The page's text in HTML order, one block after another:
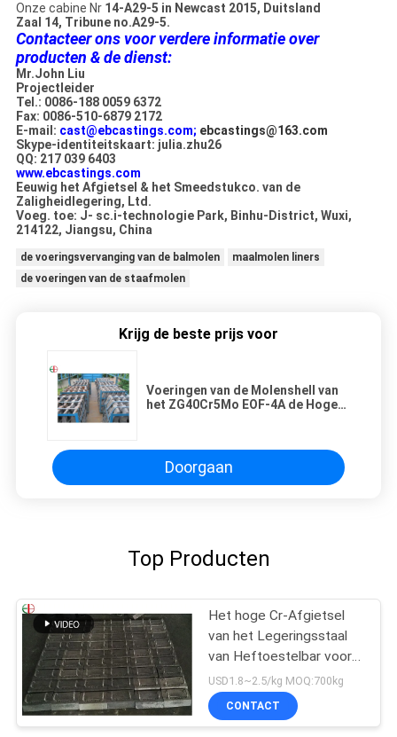
Onze cabine Nr 14-A29-5 in Newcast 2015, Duitsland
Zaal 14, Tribune no.A29-5.
Contacteer ons voor verdere informatie over
producten & de dienst:
Mr.John Liu
Projectleider
Tel.: 0086-188 0059 6372
Fax: 0086-510-6879 2172
E-mail: cast@ebcastings.com; ebcastings@163.com
Skype-identiteitskaart: julia.zhu26
QQ: 217 039 6403
www.ebcastings.com
Eeuwig het Afgietsel & het Smeedstukco. van de
Zaligheidlegering, Ltd.
Voeg. toe: J- sc.i-technologie Park, Binhu-District, Wuxi,
214122, Jiangsu, China
de voeringsvervanging van de balmolen
maalmolen liners
de voeringen van de staafmolen
Krijg de beste prijs voor
Voeringen van de Molenshell van
het ZG40Cr5Mo EOF-4A de Hoge
Doorgaan
Top Producten
Het hoge Cr-Afgietsel
van het Legeringsstaal
van Heftoestelbar voor
Molendelen, Slijtvaste
EB2009
USD1.8~2.5/kg MOQ:700kg
CONTACT